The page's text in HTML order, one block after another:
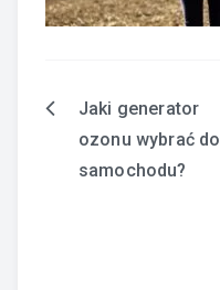
Nawigacja
Jaki generator
ozonu wybrać do
samochodu?